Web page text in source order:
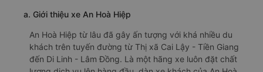
a. Giới thiệu xe An Hoà Hiệp
An Hoà Hiệp từ lâu đã gây ấn tượng với khá nhiều du
khách trên tuyến đường từ Thị xã Cai Lậy - Tiền Giang
đến Di Linh - Lâm Đồng. Là một hãng xe luôn đặt chất